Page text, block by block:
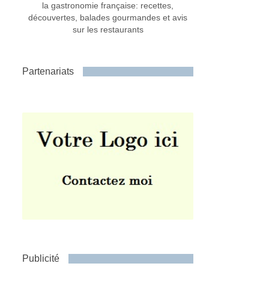
la gastronomie française: recettes,
découvertes, balades gourmandes et avis
sur les restaurants
Partenariats
Publicité